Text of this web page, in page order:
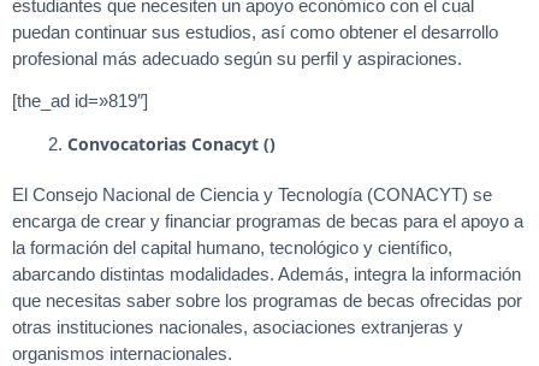
estudiantes que necesiten un apoyo económico con el cual
puedan continuar sus estudios, así como obtener el desarrollo
profesional más adecuado según su perfil y aspiraciones.
[the_ad id=»819″]
Convocatorias Conacyt ()
El Consejo Nacional de Ciencia y Tecnología (CONACYT) se
encarga de crear y financiar programas de becas para el apoyo a
la formación del capital humano, tecnológico y científico,
abarcando distintas modalidades. Además, integra la información
que necesitas saber sobre los programas de becas ofrecidas por
otras instituciones nacionales, asociaciones extranjeras y
organismos internacionales.